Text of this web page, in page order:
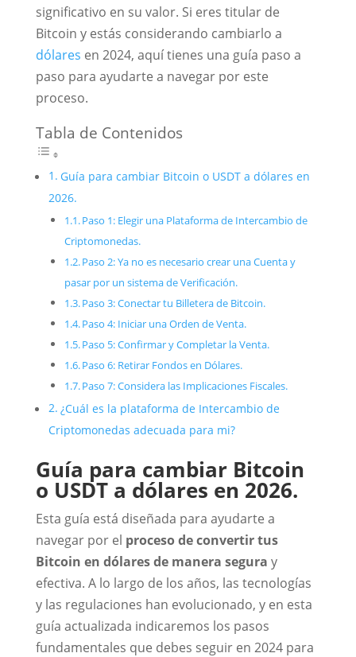
significativo en su valor. Si eres titular de
Bitcoin y estás considerando cambiarlo a
dólares en 2024, aquí tienes una guía paso a
paso para ayudarte a navegar por este
proceso.
Tabla de Contenidos
Guía para cambiar Bitcoin o USDT a dólares en
2026.
Paso 1: Elegir una Plataforma de Intercambio de
Criptomonedas.
Paso 2: Ya no es necesario crear una Cuenta y
pasar por un sistema de Verificación.
Paso 3: Conectar tu Billetera de Bitcoin.
Paso 4: Iniciar una Orden de Venta.
Paso 5: Confirmar y Completar la Venta.
Paso 6: Retirar Fondos en Dólares.
Paso 7: Considera las Implicaciones Fiscales.
¿Cuál es la plataforma de Intercambio de
Criptomonedas adecuada para mi?
Guía para cambiar Bitcoin
o USDT a dólares en 2026.
Esta guía está diseñada para ayudarte a
navegar por el proceso de convertir tus
Bitcoin en dólares de manera segura y
efectiva. A lo largo de los años, las tecnologías
y las regulaciones han evolucionado, y en esta
guía actualizada indicaremos los pasos
fundamentales que debes seguir en 2024 para